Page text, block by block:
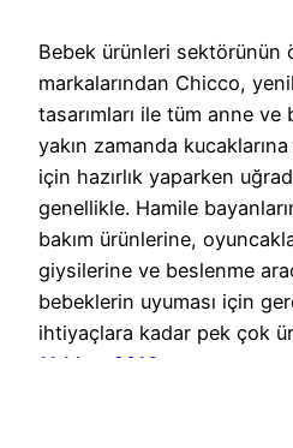
Bebek ürünleri sektörünün
markalarından Chicco,
tasarımları ile tüm anne ve
yakın zamanda
için hazırlık yaparken
genellikle. Hamile
bakım ürünlerine,
giysilerine ve beslenme
bebeklerin uyuması için
ihtiyaçlara kadar pek çok
11 Mart 2013